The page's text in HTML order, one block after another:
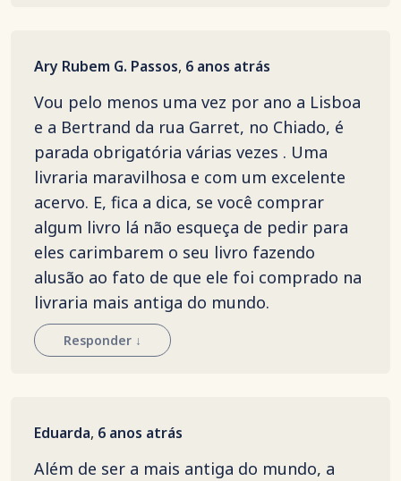
Ary Rubem G. Passos, 6 anos atrás
Vou pelo menos uma vez por ano a Lisboa
e a Bertrand da rua Garret, no Chiado, é
parada obrigatória várias vezes . Uma
livraria maravilhosa e com um excelente
acervo. E, fica a dica, se você comprar
algum livro lá não esqueça de pedir para
eles carimbarem o seu livro fazendo
alusão ao fato de que ele foi comprado na
livraria mais antiga do mundo.
Responder ↓
Eduarda, 6 anos atrás
Além de ser a mais antiga do mundo, a